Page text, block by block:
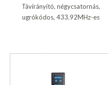
Távirányító, négycsatornás,
ugrókódos, 433.92MHz-es